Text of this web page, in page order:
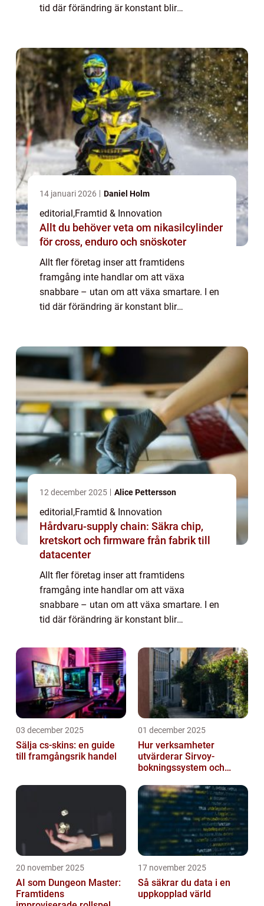
tid där förändring är konstant blir
14 januari 2026 Daniel Holm
editorial ,Framtid & Innovation
Allt du behöver veta om nikasilcylinder
för cross, enduro och snöskoter
Allt fler företag inser att framtidens
framgång inte handlar om att växa
snabbare – utan om att växa smartare. I en
tid där förändring är konstant blir
12 december 2025 Alice Pettersson
editorial ,Framtid & Innovation
Hårdvaru-supply chain: Säkra chip,
kretskort och firmware från fabrik till
datacenter
Allt fler företag inser att framtidens
framgång inte handlar om att växa
snabbare – utan om att växa smartare. I en
tid där förändring är konstant blir
system allt...
03 december 2025
Sälja cs-skins: en guide
till framgångsrik handel
01 december 2025
Hur verksamheter
utvärderar Sirvoy-
bokningssystem och
20 november 2025
AI som Dungeon Master:
Framtidens
17 november 2025
Så säkrar du data i en
uppkopplad värld